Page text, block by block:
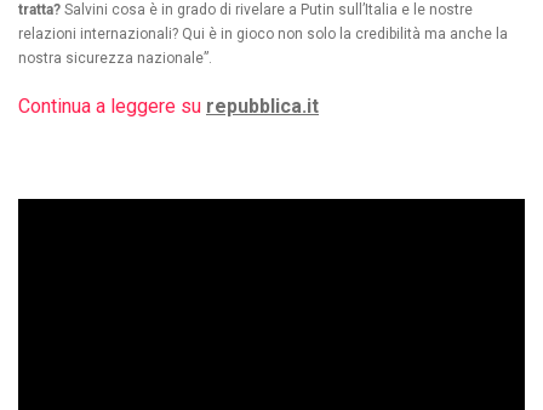
tratta? Salvini cosa è in grado di rivelare a Putin sull’Italia e le nostre
relazioni internazionali? Qui è in gioco non solo la credibilità ma anche la
nostra sicurezza nazionale”.
Continua a leggere su repubblica.it